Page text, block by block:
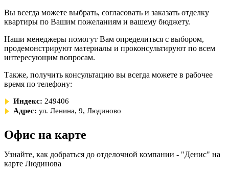
Вы всегда можете выбрать, согласовать и заказать отделку
квартиры по Вашим пожеланиям и вашему бюджету.
Наши менеджеры помогут Вам определиться с выбором,
продемонстрируют материалы и проконсультируют по всем
интересующим вопросам.
Также, получить консультацию вы всегда можете в рабочее
время по телефону:
Индекс: 249406
Адрес: ул. Ленина, 9, Людиново
Офис на карте
Узнайте, как добраться до отделочной компании - "Денис" на
карте Людинова